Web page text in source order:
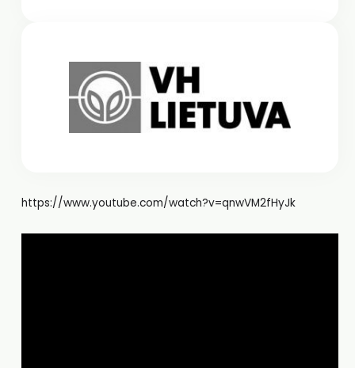
https://www.youtube.com/watch?v=qnwVM2fHyJk